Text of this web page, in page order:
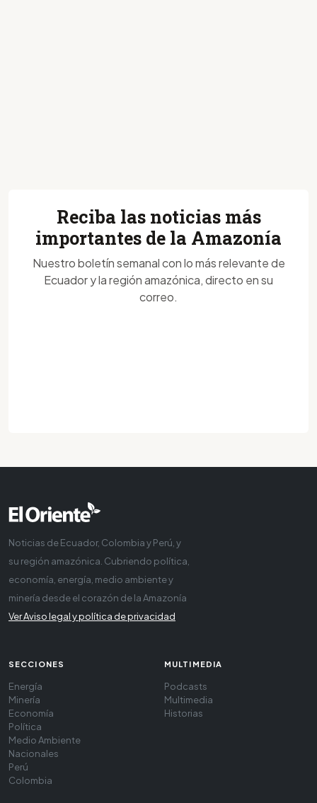
Reciba las noticias más
importantes de la Amazonía
Nuestro boletín semanal con lo más relevante de
Ecuador y la región amazónica, directo en su
correo.
Noticias de Ecuador, Colombia y Perú, y
su región amazónica. Cubriendo política,
economía, energía, medio ambiente y
minería desde el corazón de la Amazonía
Ver Aviso legal y política de privacidad
SECCIONES
Energía
Minería
Economía
Política
Medio Ambiente
Nacionales
Perú
Colombia
MULTIMEDIA
Podcasts
Multimedia
Historias